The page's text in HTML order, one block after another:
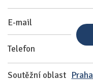
E-mail
Telefon
Soutěžní oblast